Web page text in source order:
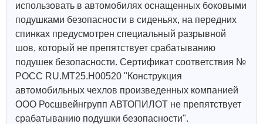
использовать в автомобилях оснащенных боковыми
подушками безопасности в сиденьях, на передних
спинках предусмотрен специальный разрывной
шов, который не препятствует срабатыванию
подушек безопасности. Сертификат соответствия №
РОСС RU.МТ25.Н00520 "Конструкция
автомобильных чехлов произведенных компанией
ООО Росшвейнгрупп АВТОПИЛОТ не препятствует
срабатыванию подушки безопасности".